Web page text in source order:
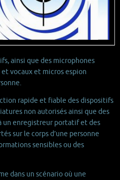
ainsi que des microphones
vocaux et micros espion
rapide et fiable des dispositifs
non autorisés ainsi que des
un enregistreur portatif et des
sur le corps d’une personne
sensibles ou des
dans un scénario où une